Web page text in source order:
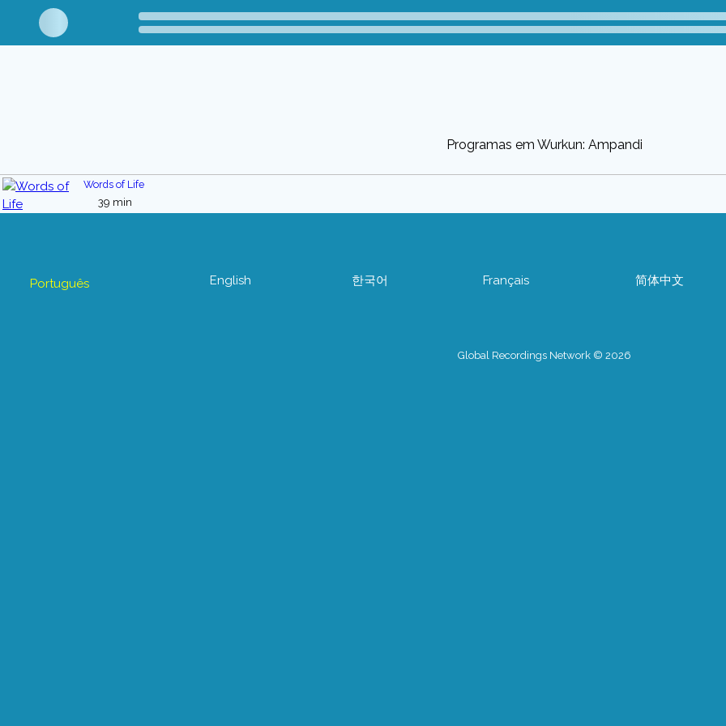
Programas em Wurkun: Ampandi
Words of Life
39 min
Português English 한국어 Français 简体中文
Global Recordings Network © 2026